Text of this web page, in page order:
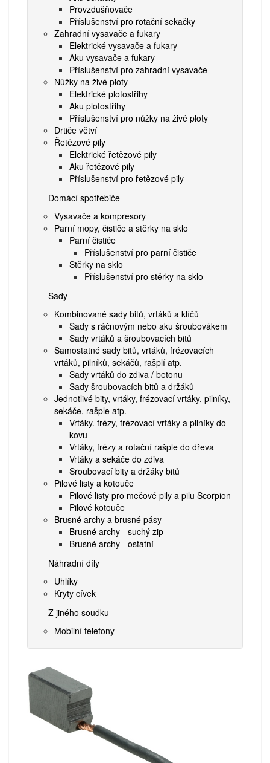
Provzdušňovače
Příslušenství pro rotační sekačky
Zahradní vysavače a fukary
Elektrické vysavače a fukary
Aku vysavače a fukary
Příslušenství pro zahradní vysavače
Nůžky na živé ploty
Elektrické plotostřihy
Aku plotostřihy
Příslušenství pro nůžky na živé ploty
Drtiče větví
Řetězové pily
Elektrické řetězové pily
Aku řetězové pily
Příslušenství pro řetězové pily
Domácí spotřebiče
Vysavače a kompresory
Parní mopy, čističe a stěrky na sklo
Parní čističe
Příslušenství pro parní čističe
Stěrky na sklo
Příslušenství pro stěrky na sklo
Sady
Kombinované sady bitů, vrtáků a klíčů
Sady s ráčnovým nebo aku šroubovákem
Sady vrtáků a šroubovacích bitů
Samostatné sady bitů, vrtáků, frézovacích
vrtáků, pilníků, sekáčů, rašplí atp.
Sady vrtáků do zdiva / betonu
Sady šroubovacích bitů a držáků
Jednotlivé bity, vrtáky, frézovací vrtáky, pilníky,
sekáče, rašple atp.
Vrtáky. frézy, frézovací vrtáky a pilníky do
kovu
Vrtáky, frézy a rotační rašple do dřeva
Vrtáky a sekáče do zdiva
Šroubovací bity a držáky bitů
Pilové listy a kotouče
Pilové listy pro mečové pily a pilu Scorpion
Pilové kotouče
Brusné archy a brusné pásy
Brusné archy - suchý zip
Brusné archy - ostatní
Náhradní díly
Uhlíky
Kryty cívek
Z jiného soudku
Mobilní telefony